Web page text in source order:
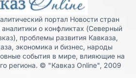
портал Новости стран
о конфликтах (Северный
проблемы развития Кавказа,
экономика и бизнес, народы
события в мире, влияющие на
региона. © "Кавказ Online", 2009